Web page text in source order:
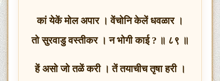
कां येकें मोल अपार । वेंचोनि केलें धवळार ।
तो सुरवाडु वस्तीकर । न भोगी काई ? ॥ ८९ ॥
हें असो जो तळें करी । तें तयाचीच तृषा हरी ।